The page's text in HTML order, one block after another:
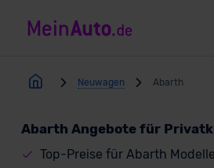
Neuwagen Abarth
Abarth Angebote für
Top-Preise für Abarth Modelle